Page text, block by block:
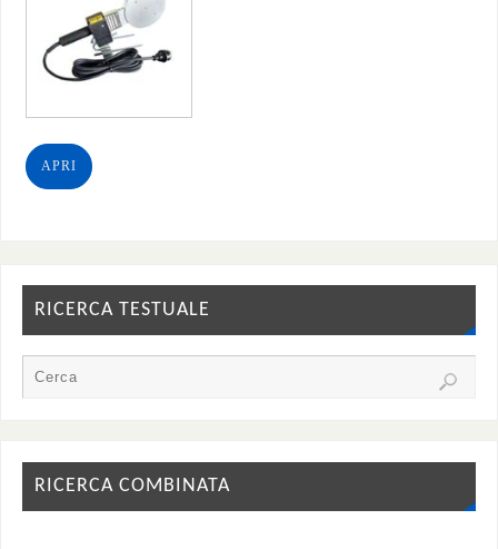
APRI
RICERCA TESTUALE
RICERCA COMBINATA